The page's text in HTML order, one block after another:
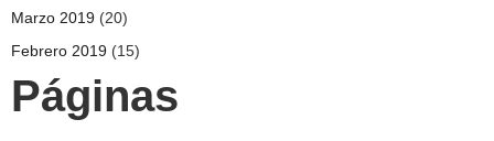
Marzo 2019 (20)
Febrero 2019 (15)
Páginas